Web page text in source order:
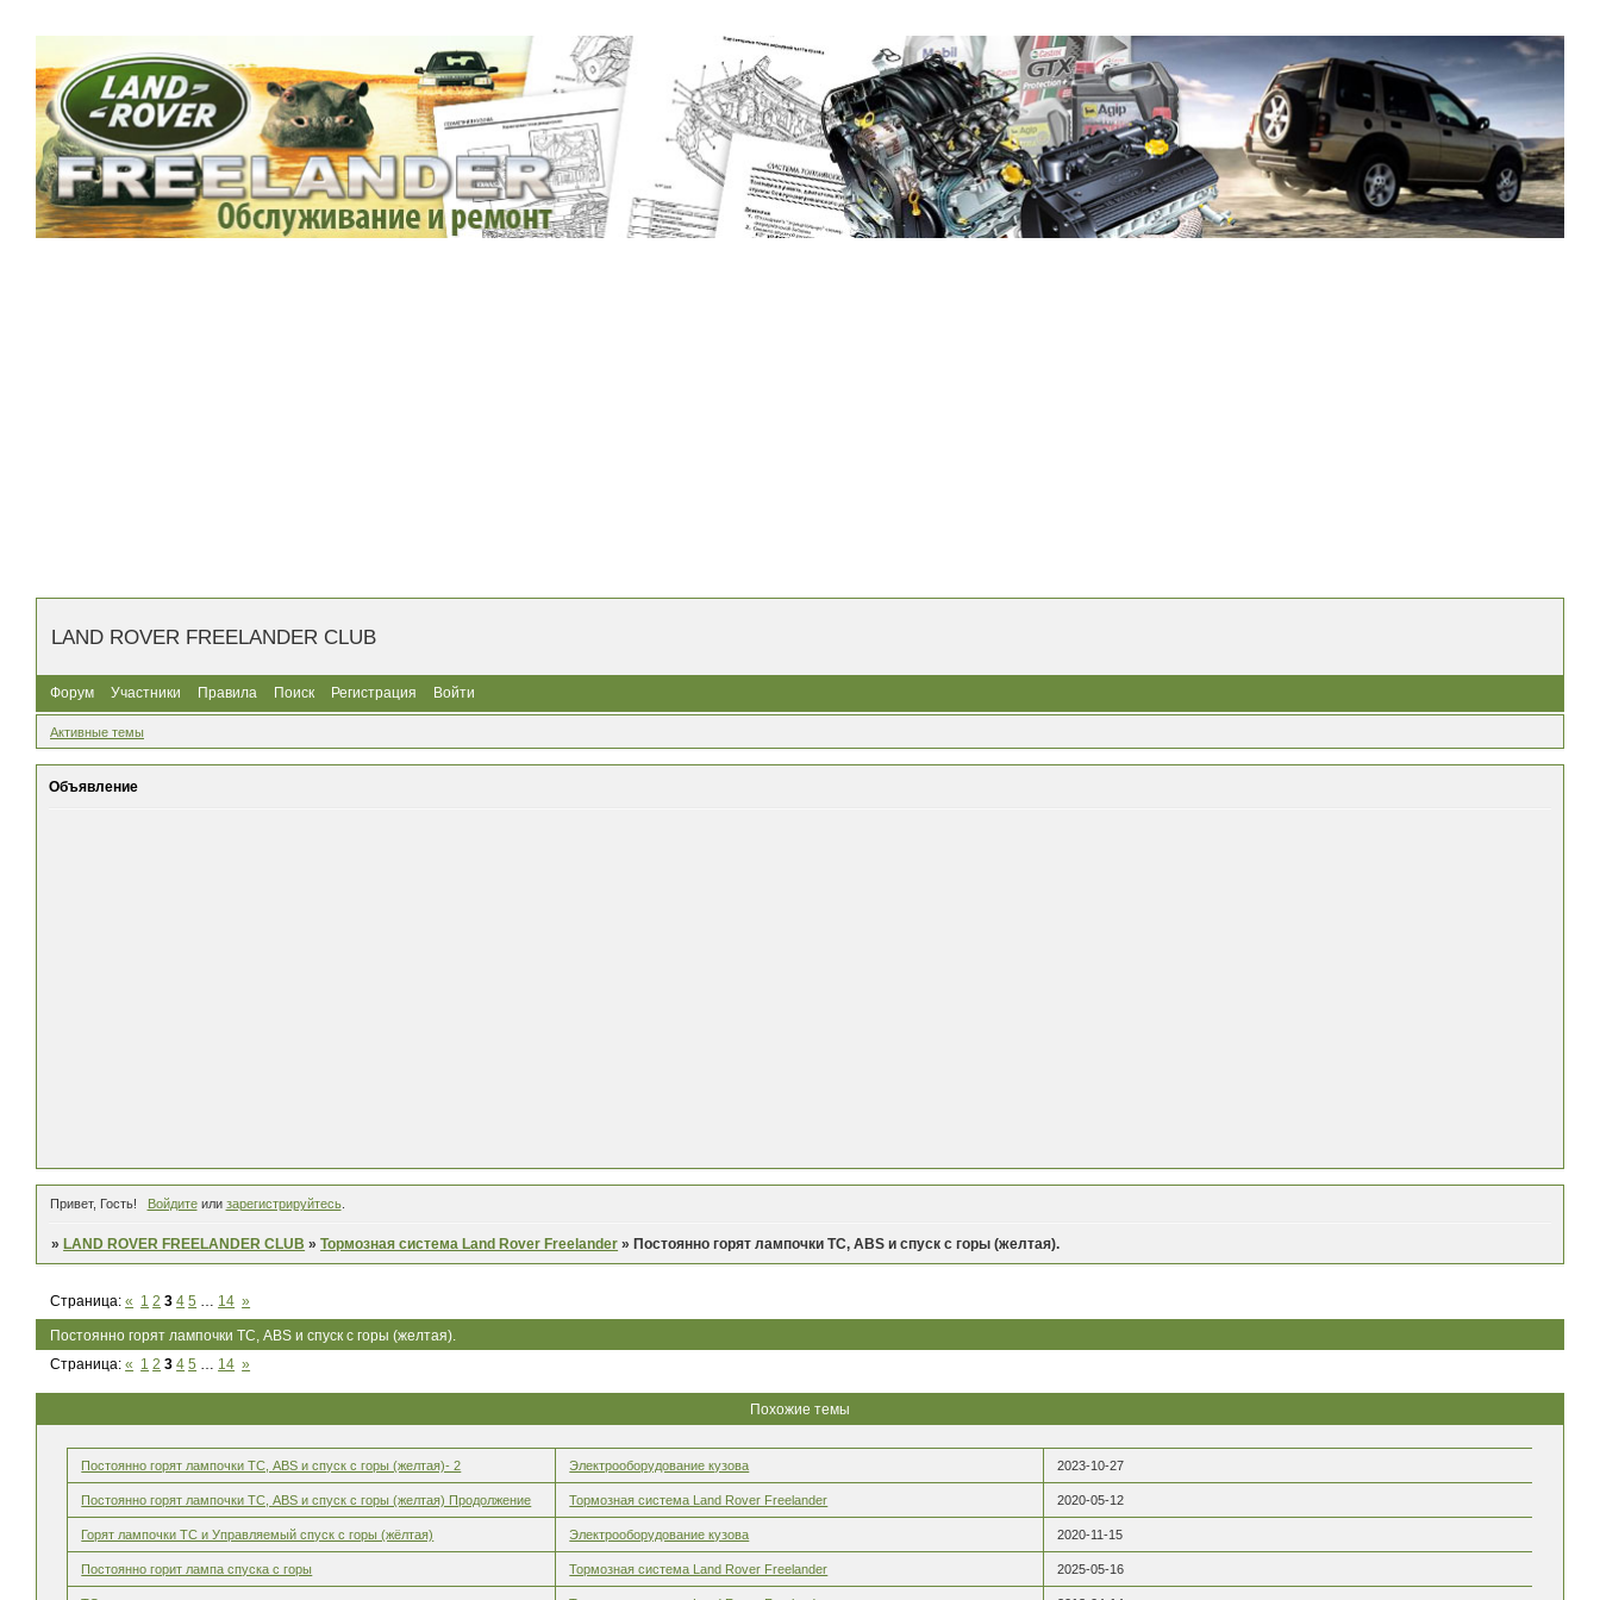
LAND ROVER FREELANDER CLUB
Форум Участники Правила Поиск Регистрация Войти
Активные темы
Объявление
Привет, Гость! Войдитеили зарегистрируйтесь.
»LAND ROVER FREELANDER CLUB »Тормозная система Land Rover Freelander »Постоянно горят лампочки ТС, ABS и спуск с горы (желтая).
Постоянно горят лампочки ТС, ABS и спуск с горы (желтая).
Страница:« 1 2 3 4 5 … 14 »
Страница:« 1 2 3 4 5 … 14 »
Похожие темы
Постоянно горят лампочки ТС, ABS и спуск с горы (желтая)- 2 Электрооборудование кузова 2023-10-27
Постоянно горят лампочки ТС, ABS и спуск с горы (желтая) Продолжение Тормозная система Land Rover Freelander 2020-05-12
Горят лампочки ТС и Управляемый спуск с горы (жёлтая) Электрооборудование кузова 2020-11-15
Постоянно горит лампа спуска с горы Тормозная система Land Rover Freelander 2025-05-16